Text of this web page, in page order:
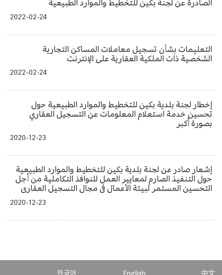
الصادرة عن لجنة بكين للتخطيط والموارد الطبيعية
2022-02-24
التعليمات بشأن تسجيل معاملات المساكن التجارية
الشخصية ذات الملكية العقارية على الإنترنت
2022-02-24
إخطار لجنة بلدية بكين للتخطيط والموارد الطبيعية حول
تحسين خدمة استعلام المعلومات عن التسجيل العقاري
بصورة أكبر
2020-12-23
إشعار صادر عن لجنة بلدية بكين للتخطيط والموارد الطبيعية
حول التنفيذ الصارم لمعايير العمل للنوافذ التكاملية من أجل
التحسين المستمر لبيئة الأعمال في مجال التسجيل العقاري
2020-12-23
中文
English
한국어